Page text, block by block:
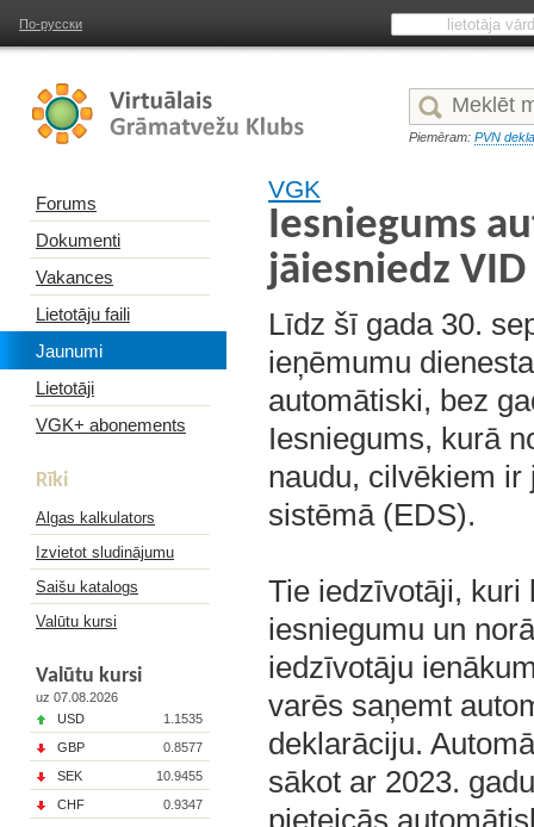
По-русски
Piemēram: PVN
Forums
Dokumenti
Vakances
Lietotāju faili
Jaunumi
Lietotāji
VGK+ abonements
Rīki
Algas kalkulators
Izvietot sludinājumu
Saišu katalogs
Valūtu kursi
Valūtu kursi
uz 07.08.2026
USD
1.1535
GBP
0.8577
SEK
10.9455
CHF
0.9347
VGK
Iesniegums
jāiesniedz
Līdz šī gada 30.
ieņēmumu
automātiski, bez
Iesniegums, kurā
naudu, cilvēkiem
sistēmā (EDS).
Tie iedzīvotāji, kuri
iesniegumu un
iedzīvotāju
varēs saņemt
deklarāciju.
sākot ar 2023.
pieteicās